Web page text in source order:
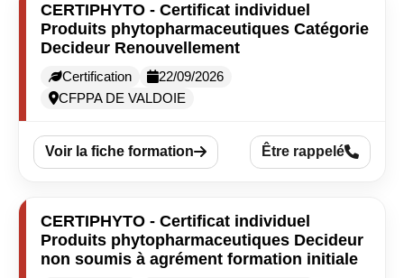
CERTIPHYTO - Certificat individuel
Produits phytopharmaceutiques Catégorie
Decideur Renouvellement
Certification
22/09/2026
CFPPA DE VALDOIE
Voir la fiche formation Être rappelé
CERTIPHYTO - Certificat individuel
Produits phytopharmaceutiques Decideur
non soumis à agrément formation initiale